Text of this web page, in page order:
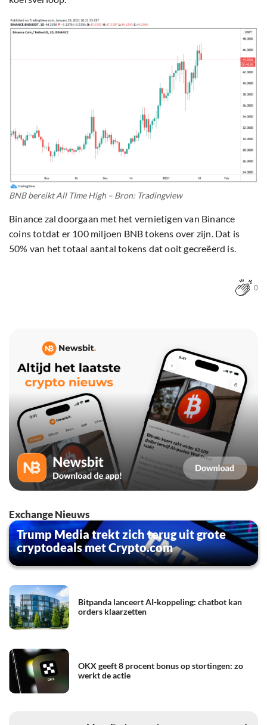
BNB bereikt All TIme High – Bron: Tradingview
Binance zal doorgaan met het vernietigen van Binance
coins totdat er 100 miljoen BNB tokens over zijn. Dat is
50% van het totaal aantal tokens dat ooit gecreëerd is.
0
Exchange Nieuws
Trump Media trekt zich terug uit grote
cryptodeals met Crypto.com
Bitpanda lanceert AI-koppeling: chatbot kan
orders klaarzetten
OKX geeft 8 procent bonus op stortingen: zo
werkt de actie